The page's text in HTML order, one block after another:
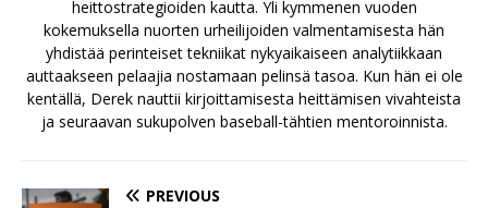
heittostrategioiden kautta. Yli kymmenen vuoden
kokemuksella nuorten urheilijoiden valmentamisesta hän
yhdistää perinteiset tekniikat nykyaikaiseen analytiikkaan
auttaakseen pelaajia nostamaan pelinsä tasoa. Kun hän ei ole
kentällä, Derek nauttii kirjoittamisesta heittämisen vivahteista
ja seuraavan sukupolven baseball-tähtien mentoroinnista.
PREVIOUS